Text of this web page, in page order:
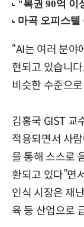
“AI는 여러 분야
현되고 있습니
비슷한 수준으
김홍국 GIST 교
적용되면서 사
을 통해 스스로
환되고 있다”면
인식 시장은 재
육 등 산업으로